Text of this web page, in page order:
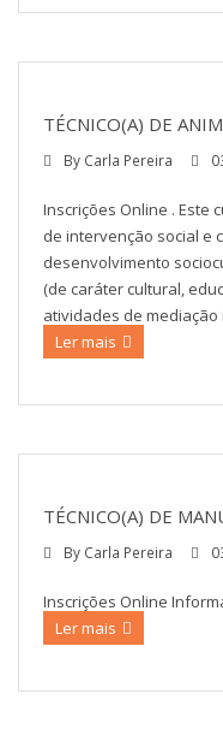
TÉCNICO(A) DE
By Carla Pereira
Inscrições Online . Este
de intervenção social e
desenvolvimento
(de caráter cultural,
atividades de
Ler mais
TÉCNICO(A) DE
By Carla Pereira
Inscrições Online
Ler mais